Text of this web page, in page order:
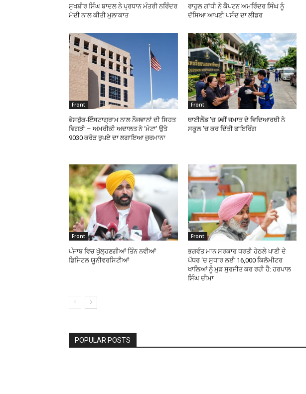
ਸੁਖਬੀਰ ਸਿੰਘ ਬਾਦਲ ਨੇ ਪ੍ਰਧਾਨ ਮੰਤਰੀ ਨਰਿੰਦਰ
ਮੋਦੀ ਨਾਲ ਕੀਤੀ ਮੁਲਾਕਾਤ
ਰਾਹੁਲ ਗਾਂਧੀ ਨੇ ਕੈਪਟਨ ਅਮਰਿੰਦਰ ਸਿੰਘ ਨੂੰ
ਦੱਸਿਆ ਆਪਣੀ ਪਸੰਦ ਦਾ ਲੀਡਰ
Front
ਫੇਸਬੁੱਕ-ਇੰਸਟਾਗ੍ਰਾਮ ਨਾਲ ਨੌਜਵਾਨਾਂ ਦੀ ਸਿਹਤ
ਵਿਗੜੀ – ਅਮਰੀਕੀ ਅਦਾਲਤ ਨੇ ‘ਮੇਟਾ’ ਉਤੇ
9030 ਕਰੋੜ ਰੁਪਏ ਦਾ ਲਗਾਇਆ ਜੁਰਮਾਨਾ
Front
ਥਾਈਲੈਂਡ ’ਚ 9ਵੀਂ ਜਮਾਤ ਦੇ ਵਿਦਿਆਰਥੀ ਨੇ
ਸਕੂਲ ’ਚ ਕਰ ਦਿੱਤੀ ਫਾਇਰਿੰਗ
Front
ਪੰਜਾਬ ਵਿਚ ਖੁੱਲ੍ਹਣਗੀਆਂ ਤਿੰਨ ਨਵੀਆਂ
ਡਿਜਿਟਲ ਯੂਨੀਵਰਸਿਟੀਆਂ
Front
ਭਗਵੰਤ ਮਾਨ ਸਰਕਾਰ ਧਰਤੀ ਹੇਠਲੇ ਪਾਣੀ ਦੇ
ਪੱਧਰ ‘ਚ ਸੁਧਾਰ ਲਈ 16,000 ਕਿਲੋਮੀਟਰ
ਖਾਲਿਆਂ ਨੂੰ ਮੁੜ ਸੁਰਜੀਤ ਕਰ ਰਹੀ ਹੈ: ਹਰਪਾਲ
ਸਿੰਘ ਚੀਮਾ
POPULAR POSTS